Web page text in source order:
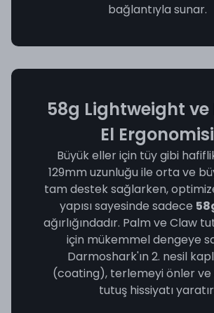
bağlantıyla sunar.
58g Lightweight ve
El Ergonomisi
Büyük eller için tüy gibi
129mm uzunluğu ile orta ve
tam destek sağlarken,
yapısı sayesinde sadece
ağırlığındadır. Palm ve Claw
için mükemmel dengeye
Darmoshark'ın 2. nesil
(coating), terlemeyi önler ve
tutuş hissiyatı